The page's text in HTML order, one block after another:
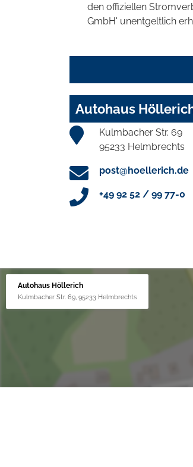
den offiziellen
GmbH' unentgeltlich
Autohaus
Kulmbacher Str. 69
95233 Helmbrechts
post@hoellerich.de
+49 92 52 / 99 77-0
Autohaus Höllerich
Kulmbacher Str. 69, 95233 Helmbrechts